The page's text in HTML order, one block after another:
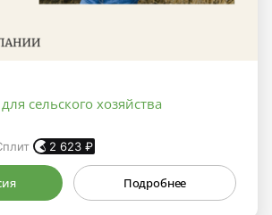
сельского хозяйства
2 623 ₽
Подробнее